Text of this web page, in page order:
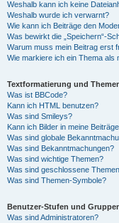
Weshalb kann ich keine
Weshalb wurde ich verwarnt?
Wie kann ich Beiträge den
Was bewirkt die „Speichern“-
Warum muss mein Beitrag erst
Wie markiere ich ein Thema als
Textformatierung und
Was ist BBCode?
Kann ich HTML benutzen?
Was sind Smileys?
Kann ich Bilder in meine
Was sind globale
Was sind Bekanntmachungen?
Was sind wichtige Themen?
Was sind geschlossene
Was sind Themen-Symbole?
Benutzer-Stufen und
Was sind Administratoren?